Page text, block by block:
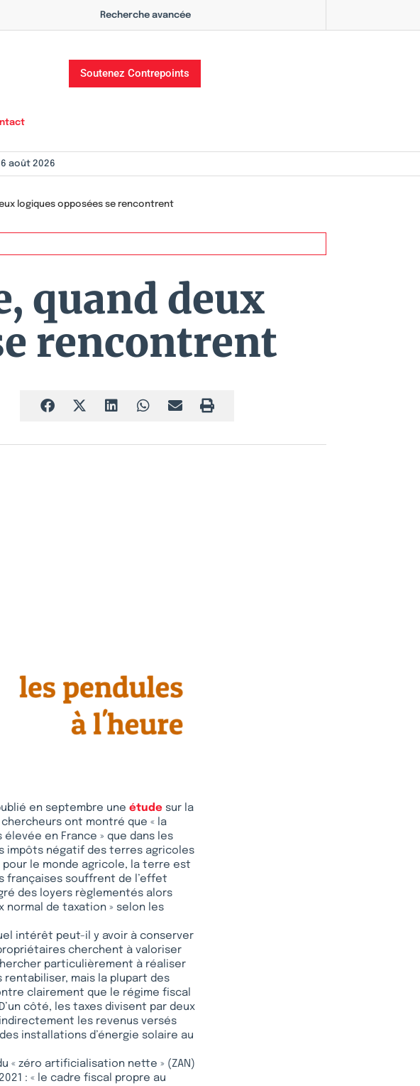
Recherche avancée
Soutenez Contrepoints
6 août 2026
logiques opposées se rencontrent
quand deux
rencontrent
en septembre une étude sur la
ont montré que « la
en France » que dans les
impôts négatif des terres agricoles
le monde agricole, la terre est
françaises souffrent de l’effet
des loyers règlementés alors
normal de taxation » selon les
intérêt peut-il y avoir à conserver
cherchent à valoriser
particulièrement à réaliser
rentabiliser, mais la plupart des
clairement que le régime fiscal
côté, les taxes divisent par deux
les revenus versés
installations d’énergie solaire au
« zéro artificialisation nette » (ZAN)
: « le cadre fiscal propre au